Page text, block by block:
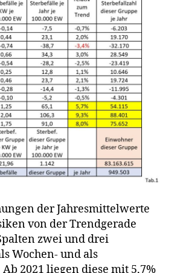
der Jahresmittelwerte
von der Trendgerade
zwei und drei
Wochen- und als
2021 liegen diese mit 5,7%